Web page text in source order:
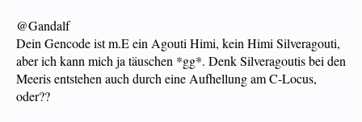
@Gandalf
Dein Gencode ist m.E ein Agouti Himi, kein Himi Silveragouti,
aber ich kann mich ja täuschen *gg*. Denk Silveragoutis bei den
Meeris entstehen auch durch eine Aufhellung am C-Locus,
oder??